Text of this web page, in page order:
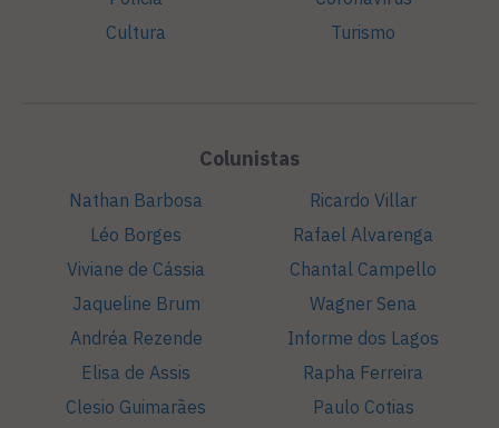
Cultura
Turismo
Colunistas
Nathan Barbosa
Léo Borges
Viviane de Cássia
Jaqueline Brum
Andréa Rezende
Elisa de Assis
Clesio Guimarães
Ricardo Villar
Rafael Alvarenga
Chantal Campello
Wagner Sena
Informe dos Lagos
Rapha Ferreira
Paulo Cotias